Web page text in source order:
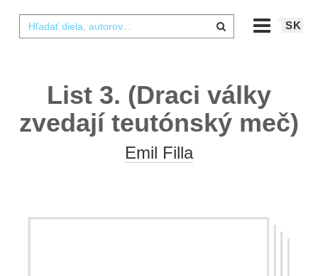
SK
List 3. (Draci války
zvedají teutónský meč)
Emil Filla